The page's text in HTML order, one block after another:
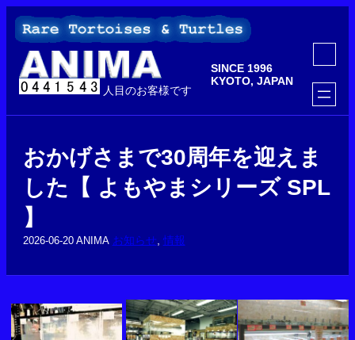
を
人目のお客様です
SINCE 1996
KYOTO, JAPAN
ア
コ
ン
リ
ン
ク
おかげさまで30周年を迎えま
した【 よもやまシリーズ SPL
】
2026-06-20 ANIMA お知らせ 情報